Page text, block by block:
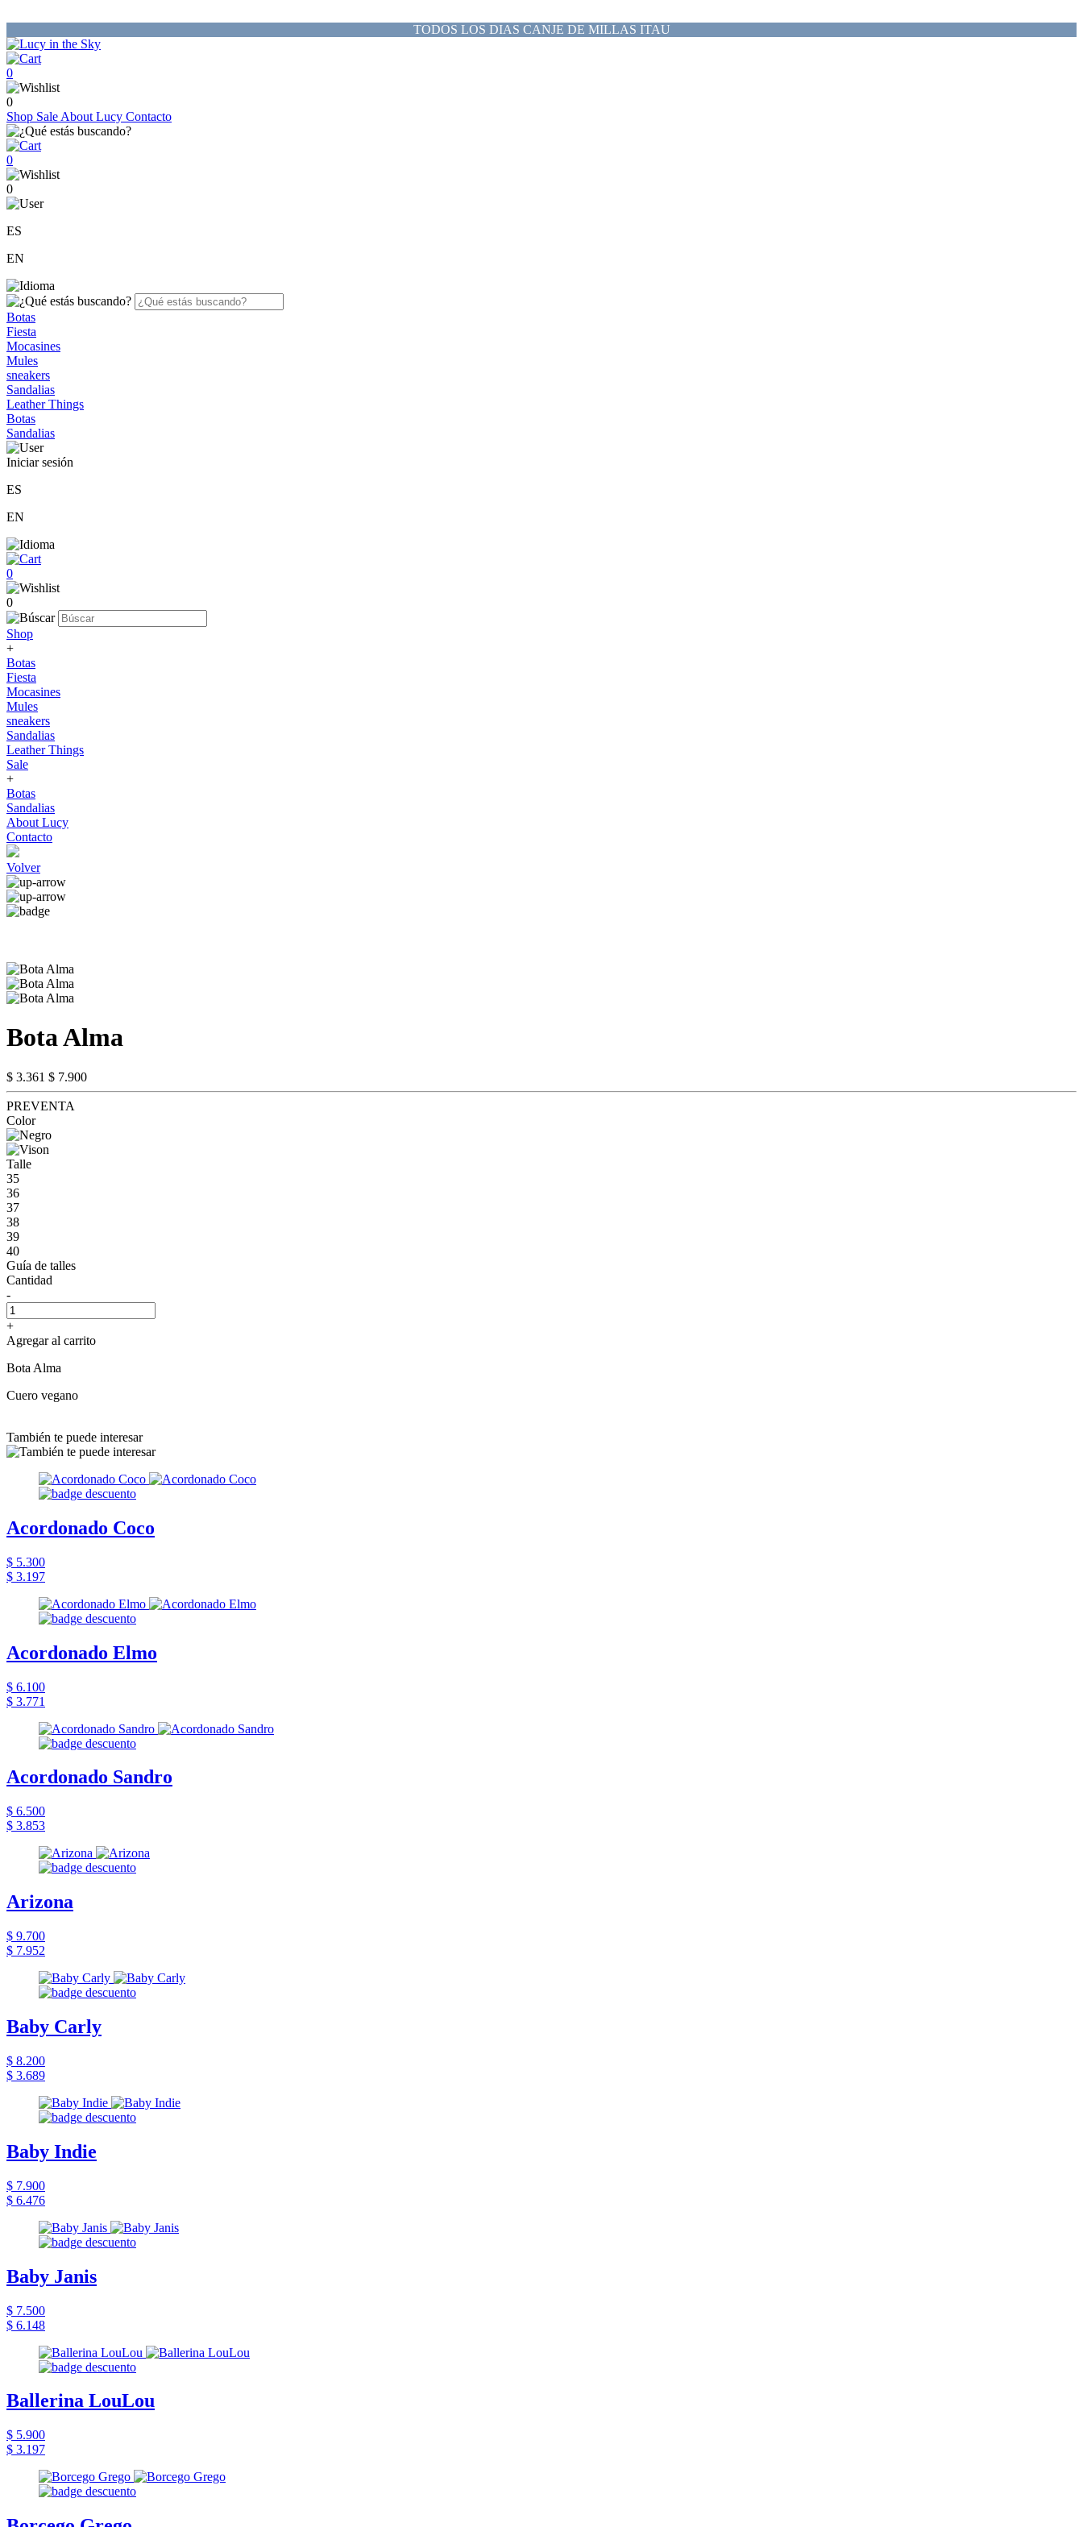
TODOS LOS DIAS CANJE DE MILLAS ITAU
0
0
Shop Sale About Lucy Contacto
0
0
ES
EN
Botas
Fiesta
Mocasines
Mules
sneakers
Sandalias
Leather Things
Botas
Sandalias
Iniciar sesión
ES
EN
0
0
Shop
+
Botas
Fiesta
Mocasines
Mules
sneakers
Sandalias
Leather Things
Sale
+
Botas
Sandalias
About Lucy
Contacto
Volver
Bota Alma
$ 3.361 $ 7.900
PREVENTA
Color
Talle
35
36
37
38
39
40
Guía de talles
Cantidad
-
+
Agregar al carrito
Bota Alma
Cuero vegano
También te puede interesar
Acordonado Coco
$ 5.300
$ 3.197
Acordonado Elmo
$ 6.100
$ 3.771
Acordonado Sandro
$ 6.500
$ 3.853
Arizona
$ 9.700
$ 7.952
Baby Carly
$ 8.200
$ 3.689
Baby Indie
$ 7.900
$ 6.476
Baby Janis
$ 7.500
$ 6.148
Ballerina LouLou
$ 5.900
$ 3.197